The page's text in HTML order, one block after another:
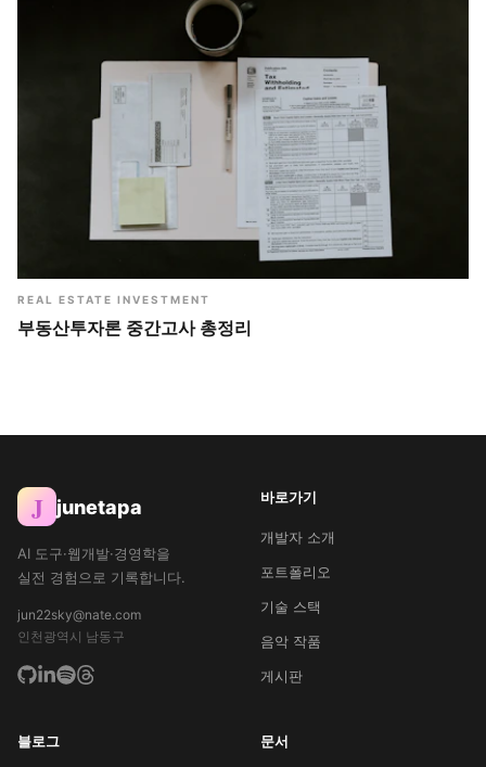
REAL ESTATE INVESTMENT
부동산투자론 중간고사 총정리
J junetapa
AI 도구·웹개발·경영학을
실전 경험으로 기록합니다.
jun22sky@nate.com
인천광역시 남동구
바로가기
개발자 소개
포트폴리오
기술 스택
음악 작품
게시판
블로그 문서